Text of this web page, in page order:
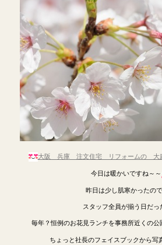
大阪 兵庫 注文住宅 リフォームの 大
今日は暖かいですね～～
昨日は少し肌寒かったの
スタッフ全員が揃う日だっ
毎年？恒例のお花見ランチを事務所近くの公
ちょっと社長のフェイスブックから写